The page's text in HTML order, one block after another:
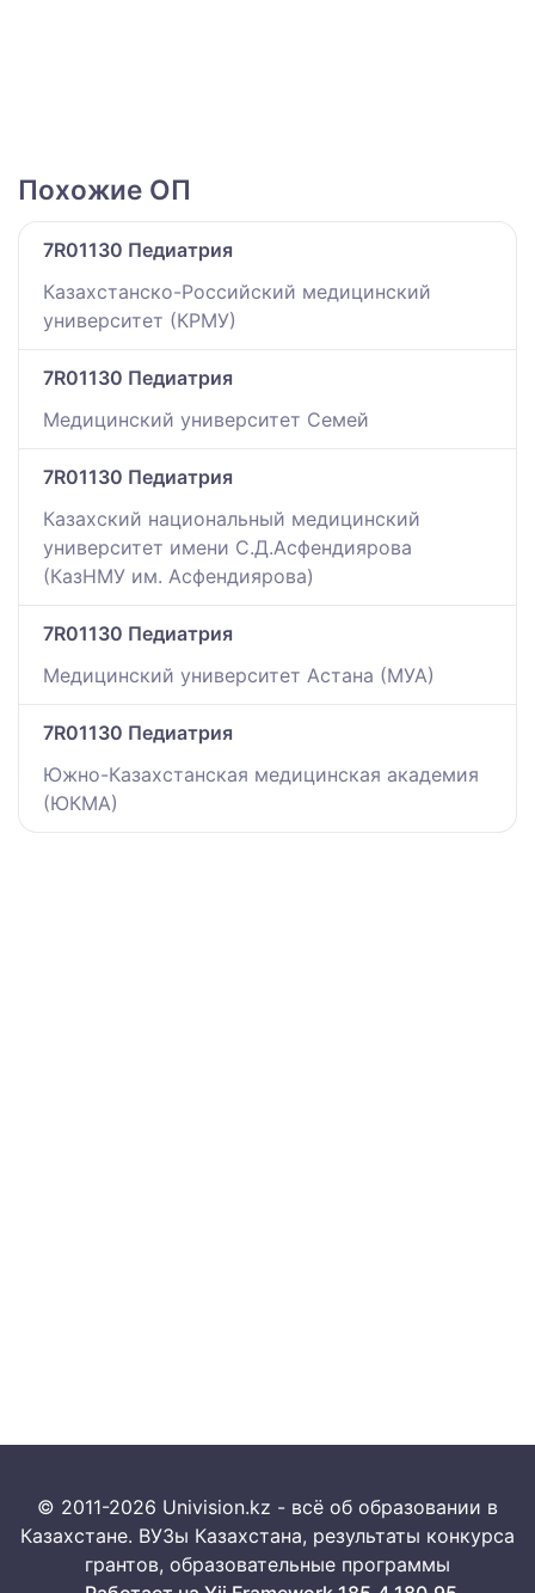
Похожие ОП
7R01130 Педиатрия
Казахстанско-Российский медицинский
университет (КРМУ)
7R01130 Педиатрия
Медицинский университет Семей
7R01130 Педиатрия
Казахский национальный медицинский
университет имени С.Д.Асфендиярова
(КазНМУ им. Асфендиярова)
7R01130 Педиатрия
Медицинский университет Астана (МУА)
7R01130 Педиатрия
Южно-Казахстанская медицинская академия
(ЮКМА)
© 2011-2026 Univision.kz - всё об образовании в
Казахстане. ВУЗы Казахстана, результаты конкурса
грантов, образовательные программы